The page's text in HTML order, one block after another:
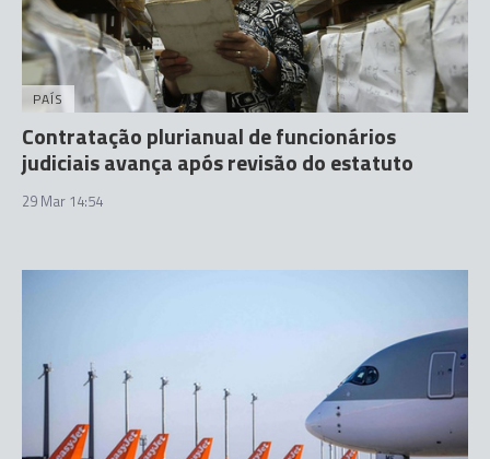
PAÍS
Contratação plurianual de funcionários
judiciais avança após revisão do estatuto
29 Mar 14:54